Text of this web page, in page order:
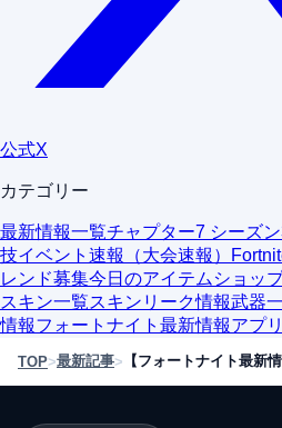
公式X
カテゴリー
最新情報一覧チャプター7 シーズ
技イベント速報（大会速報）
レンド募集今日のアイテムショッ
スキン一覧スキンリーク情報武器
情報フォートナイト最新情報アプリ
TOP>最新記事>